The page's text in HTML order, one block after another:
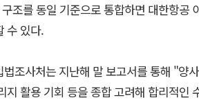
조를 동일 기준으로 통합하면 대한항공
수 있다.
법조사처는 지난해 말 보고서를 통해 "양
지 활용 기회 등을 종합 고려해 합리적인